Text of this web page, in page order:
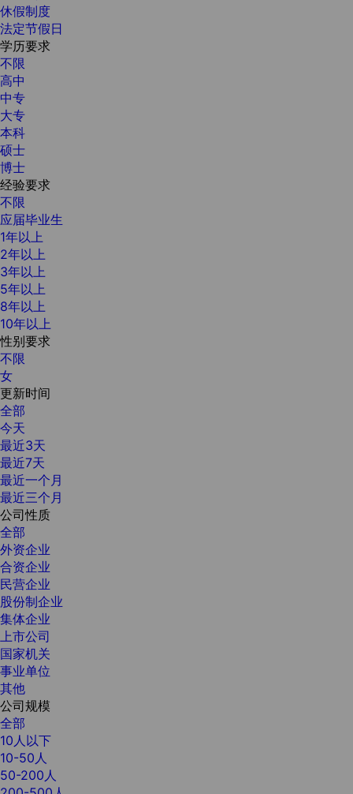
休假制度
法定节假日
学历要求
不限
高中
中专
大专
本科
硕士
博士
经验要求
不限
应届毕业生
1年以上
2年以上
3年以上
5年以上
8年以上
10年以上
性别要求
不限
女
更新时间
全部
今天
最近3天
最近7天
最近一个月
最近三个月
公司性质
全部
外资企业
合资企业
民营企业
股份制企业
集体企业
上市公司
国家机关
事业单位
其他
公司规模
全部
10人以下
10-50人
50-200人